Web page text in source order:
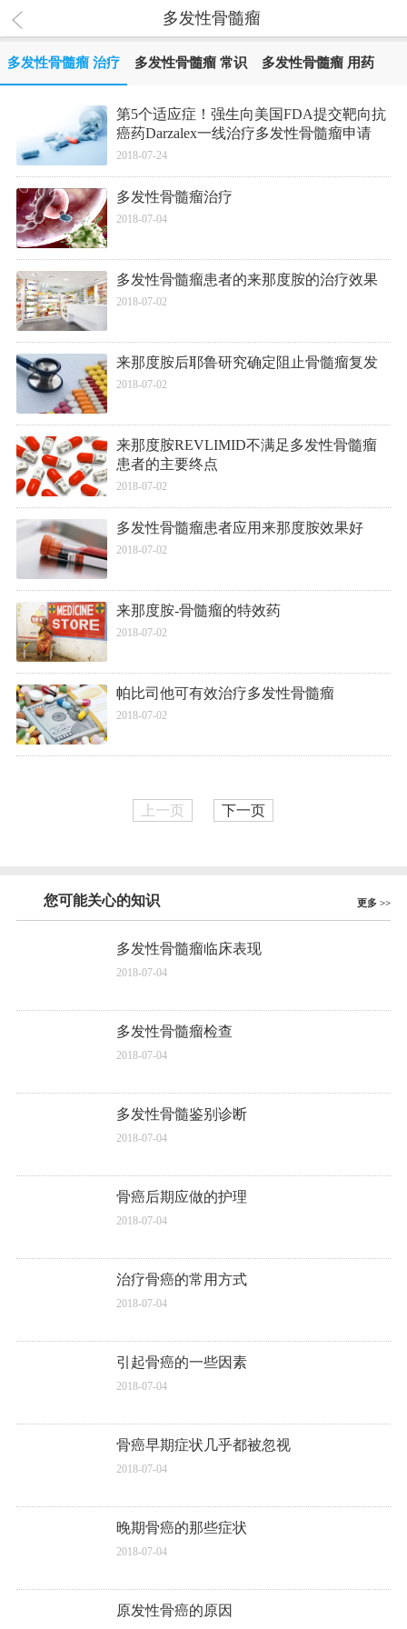
多发性骨髓瘤
多发性骨髓瘤 治疗 多发性骨髓瘤 常识 多发性骨髓瘤 用药
第5个适应症！强生向美国FDA提交靶向抗
癌药Darzalex一线治疗多发性骨髓瘤申请
2018-07-24
多发性骨髓瘤治疗
2018-07-04
多发性骨髓瘤患者的来那度胺的治疗效果
2018-07-02
来那度胺后耶鲁研究确定阻止骨髓瘤复发
2018-07-02
来那度胺REVLIMID不满足多发性骨髓瘤
患者的主要终点
2018-07-02
多发性骨髓瘤患者应用来那度胺效果好
2018-07-02
来那度胺-骨髓瘤的特效药
2018-07-02
帕比司他可有效治疗多发性骨髓瘤
2018-07-02
上一页 下一页
更多 >>
您可能关心的知识
多发性骨髓瘤临床表现
2018-07-04
多发性骨髓瘤检查
2018-07-04
多发性骨髓鉴别诊断
2018-07-04
骨癌后期应做的护理
2018-07-04
治疗骨癌的常用方式
2018-07-04
引起骨癌的一些因素
2018-07-04
骨癌早期症状几乎都被忽视
2018-07-04
晚期骨癌的那些症状
2018-07-04
原发性骨癌的原因